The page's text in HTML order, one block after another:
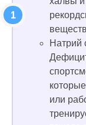
Натрий
или